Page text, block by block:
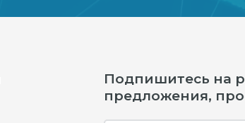
Подпишитесь на
предложения,